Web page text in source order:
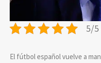
5/5
El fútbol español vuelve a